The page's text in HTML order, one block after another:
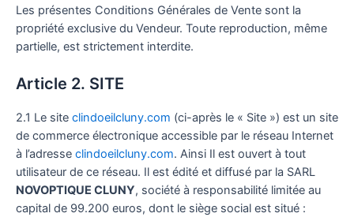
Les présentes Conditions Générales de Vente sont la
propriété exclusive du Vendeur. Toute reproduction, même
partielle, est strictement interdite.
Article 2. SITE
2.1 Le site clindoeilcluny.com (ci-après le « Site ») est un site
de commerce électronique accessible par le réseau Internet
à l’adresse clindoeilcluny.com. Ainsi Il est ouvert à tout
utilisateur de ce réseau. Il est édité et diffusé par la SARL
NOVOPTIQUE CLUNY, société à responsabilité limitée au
capital de 99.200 euros, dont le siège social est situé :